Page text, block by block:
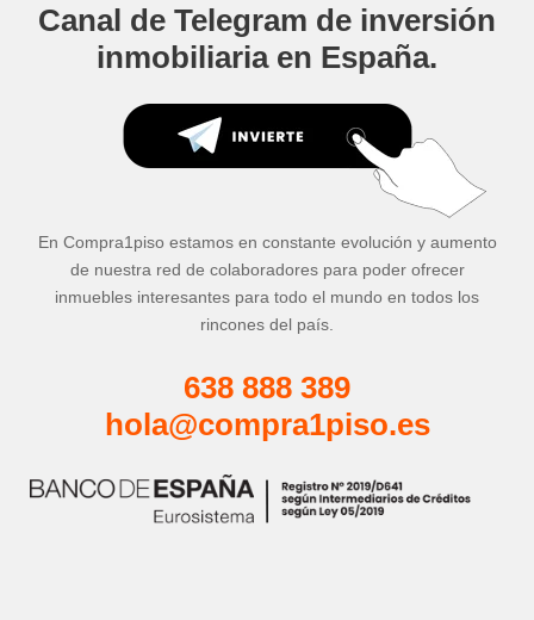
Canal de Telegram de inversión
inmobiliaria en España.
En Compra1piso estamos en constante evolución y aumento
de nuestra red de colaboradores para poder ofrecer
inmuebles interesantes para todo el mundo en todos los
rincones del país.
638 888 389
hola@compra1piso.es